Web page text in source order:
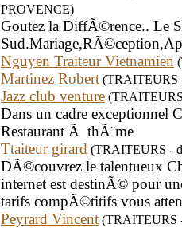
PROVENCE)
Goutez la DiffÃ©rence.. Le
Nguyen Traiteur Vietnamien
Martinez Robert (TRAITEURS
Jazz club venture
Dans un cadre exceptionnel
Restaurant Ã thÃ¨me
Ttaiteur girard (TRAITEURS -
DÃ©couvrez le talentueux
internet est destinÃ© pour
tarifs compÃ©titifs vous
Peyrard Vincent (TRAITEURS